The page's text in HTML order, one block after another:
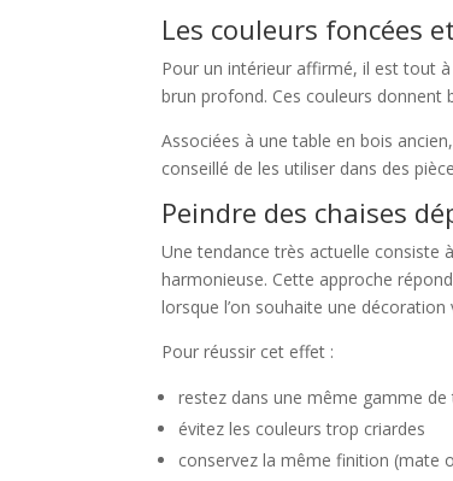
Les couleurs foncées
Pour un intérieur affirmé, il est tout
brun profond. Ces couleurs donnent
Associées à une table en bois
conseillé de les utiliser dans des
Peindre des chaises
Une tendance très actuelle consiste
harmonieuse. Cette approche
lorsque l’on souhaite une
Pour réussir cet effet :
restez dans une même gamme de
évitez les couleurs trop criardes
conservez la même finition (mate